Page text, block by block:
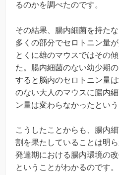
るのかを調べたのです。
その結果、腸内細菌を持た
多くの部分でセロトニン量
とくに雄のマウスではその
た。腸内細菌のない幼少期
すると脳内のセロトニン量
のない大人のマウスに腸内
ン量は変わらなかったという
こうしたことからも、腸内
割を果たしていることは明
発達期における腸内環境の
ということがわかるのです。